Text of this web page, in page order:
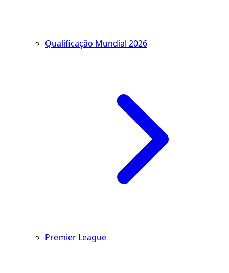
Qualificação Mundial 2026
Premier League